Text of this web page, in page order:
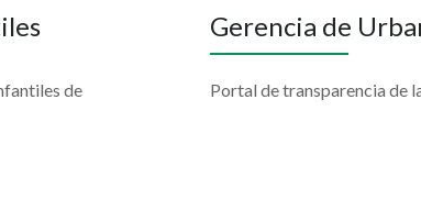
de
Gerencia de
Portal de transparencia de